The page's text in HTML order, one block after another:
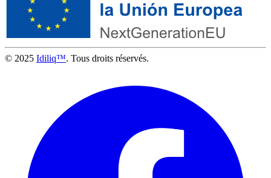
© 2025 Idiliq™. Tous droits réservés.